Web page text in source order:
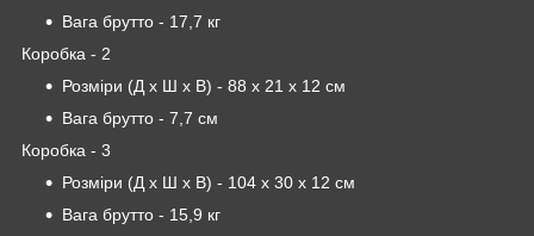
Вага брутто - 17,7 кг
Коробка - 2
Розміри (Д x Ш x В) - 88 х 21 х 12 см
Вага брутто - 7,7 см
Коробка - 3
Розміри (Д x Ш x В) - 104 х 30 х 12 см
Вага брутто - 15,9 кг